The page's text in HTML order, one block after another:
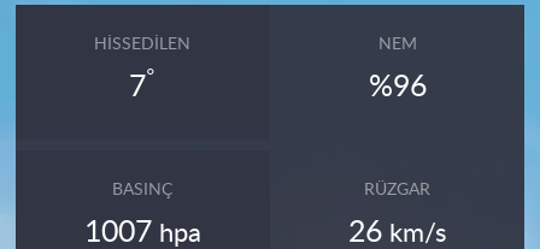
HISSEDILEN
7°
NEM
%96
BASINÇ
1007 hpa
RÜZGAR
26 km/s